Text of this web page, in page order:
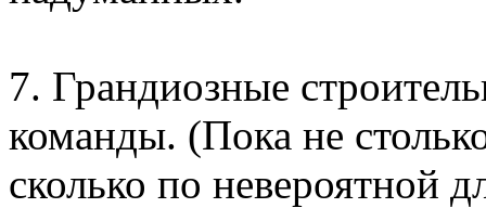
7. Грандиозные
команды. (Пока не
сколько по невероятной